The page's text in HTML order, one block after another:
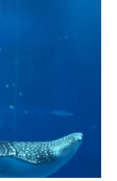
メダイ
クマノミ